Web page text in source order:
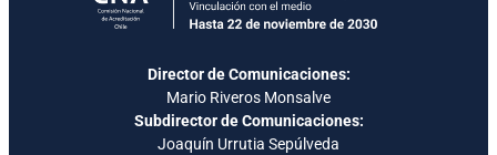
Director de Comunicaciones:
Mario Riveros Monsalve
Subdirector de Comunicaciones:
Joaquín Urrutia Sepúlveda